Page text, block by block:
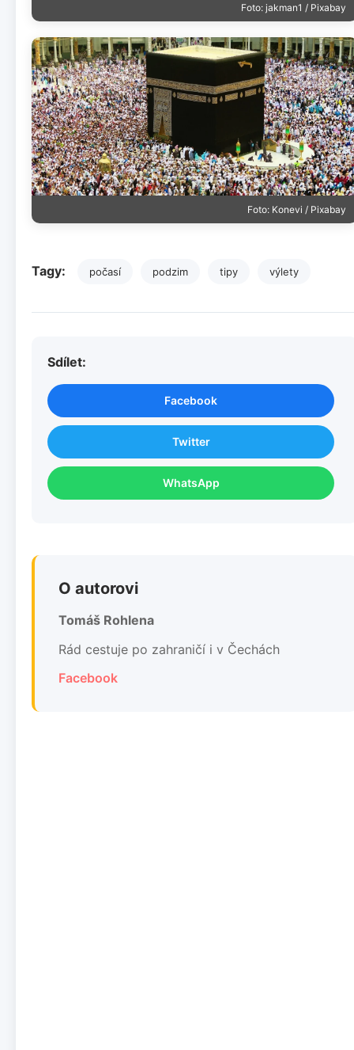
Foto: jakman1 / Pixabay
Foto: Konevi / Pixabay
Tagy: počasí podzim tipy výlety
Sdílet:
Facebook
Twitter
WhatsApp
O autorovi
Tomáš Rohlena
Rád cestuje po zahraničí i v Čechách
Facebook